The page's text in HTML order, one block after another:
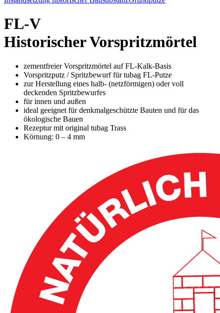
FL-V
Historischer Vorspritzmörtel
zementfreier Vorspritzmörtel auf FL-Kalk-Basis
Vorspritzputz / Spritzbewurf für tubag FL-Putze
zur Herstellung eines halb- (netzförmigen) oder voll
deckenden Spritzbewurfes
für innen und außen
ideal geeignet für denkmalgeschützte Bauten und für das
ökologische Bauen
Rezeptur mit original tubag Trass
Körnung: 0 – 4 mm